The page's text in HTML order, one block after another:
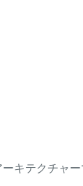
キテクチャー